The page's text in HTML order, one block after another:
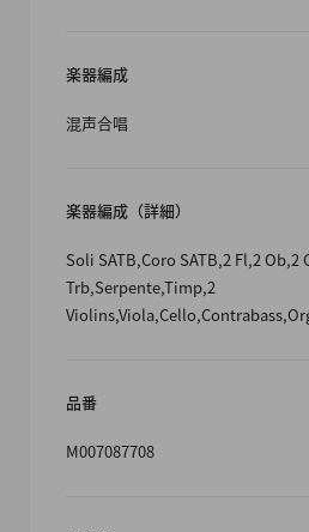
楽器編成
混声合唱
楽器編成（詳細）
Soli SATB,Coro SATB,2 Fl,2 Ob,2
Trb,Serpente,Timp,2
品番
M007087708